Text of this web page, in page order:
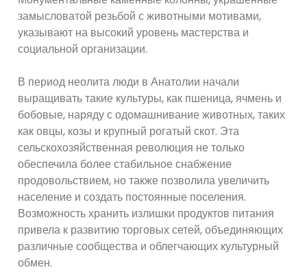
замысловатой резьбой с животными мотивами,
указывают на высокий уровень мастерства и
социальной организации.
В период неолита люди в Анатолии начали
выращивать такие культуры, как пшеница, ячмень и
бобовые, наряду с одомашнивание животных, таких
как овцы, козы и крупный рогатый скот. Эта
сельскохозяйственная революция не только
обеспечила более стабильное снабжение
продовольствием, но также позволила увеличить
население и создать постоянные поселения.
Возможность хранить излишки продуктов питания
привела к развитию торговых сетей, объединяющих
различные сообщества и облегчающих культурный
обмен.